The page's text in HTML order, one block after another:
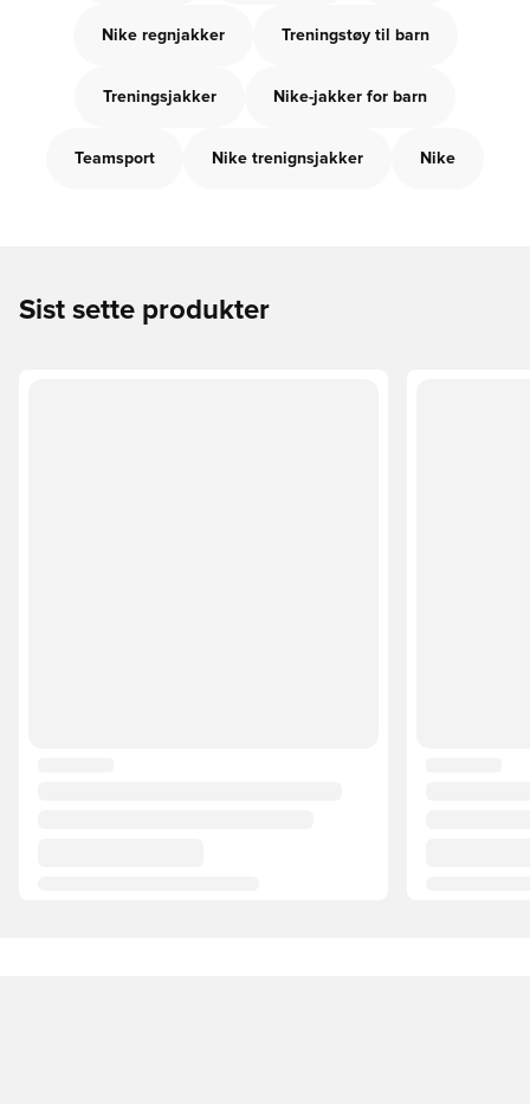
Nike regnjakker Treningstøy til barn
Treningsjakker Nike-jakker for barn
Teamsport Nike trenignsjakker Nike
Sist sette produkter